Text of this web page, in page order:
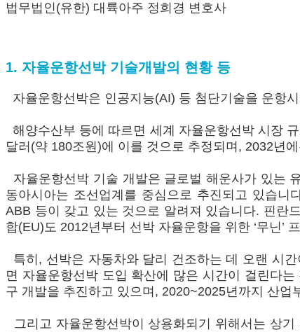
법무법인(유한) 대륙아주 정희경 변호사
1. 자율운항선박 기술개발의 현황 등
자율운항선박은 인공지능(AI) 등 첨단기술을 운항
해양수산부 등에 따르면 세계 자율운항선박 시장
달러(약 180조원)에 이를 것으로 추정되며, 2032년
자율운항선박 기술 개발은 글로벌 해운사가 있는
동아시아는 조선업계를 중심으로 추진되고 있습
ABB 등이 갖고 있는 것으로 알려져 있습니다. 핀란
합(EU)도 2012년부터 선박 자율운항을 위한 ‘무닌’
특히, 선박은 자동차와 달리 건조하는 데 오랜 시
면 자율운항선박 도입 확산에 많은 시간이 걸린다
구 개발을 추진하고 있으며, 2020~2025년까지 산업
그리고 자율운항선박이 상용화되기 위해서는 상